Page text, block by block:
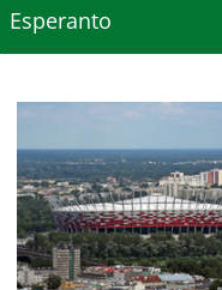
Esperanto